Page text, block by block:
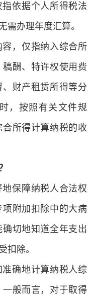
依据个人所得税法
需办理年度汇算。
，仅指纳入综合所
酬、特许权使用费
财产租赁所得等分
，按照有关文件规
所得计算纳税的收
保障纳税人合法权
附加扣除中的大病
切地知道全年支出
扣除。
确地计算纳税人综
般而言，对于取得